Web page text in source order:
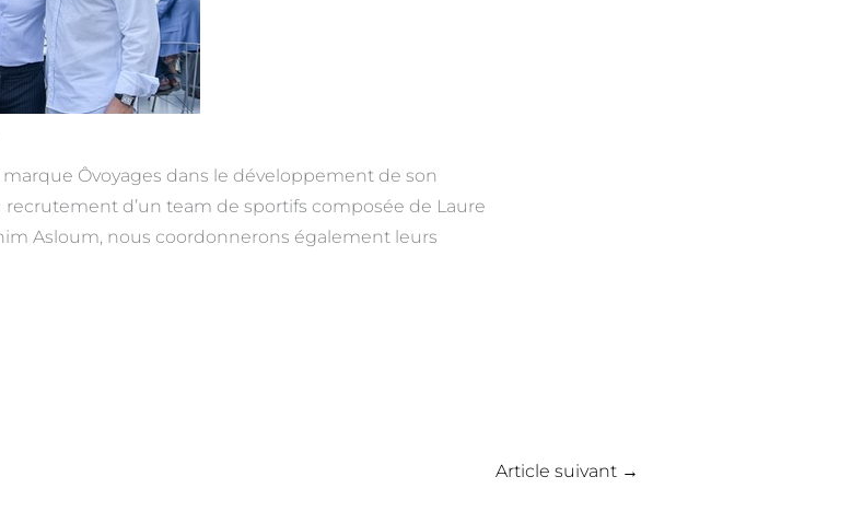
Ôvoyages dans le développement de son
d’un team de sportifs composée de Laure
Asloum, nous coordonnerons également leurs
Article suivant →